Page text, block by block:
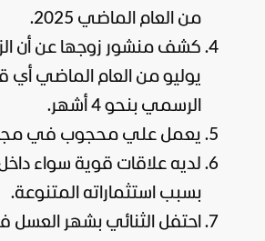
من العام الماضي 2025.
كشف منشور زوجها عن أن
يوليو من العام الماضي أي
الرسمي بنحو 4 أشهر.
يعمل علي محجوب في مجال
لديه علاقات قوية سواء
بسبب استثماراته المتنوعة.
احتفل الثنائي بشهر